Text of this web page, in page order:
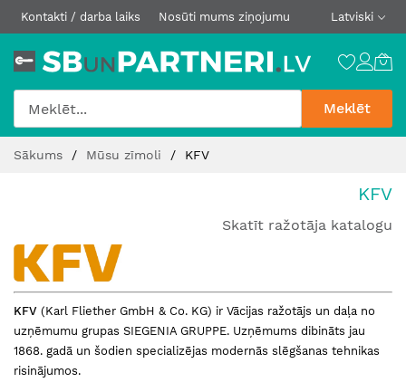
Kontakti / darba laiks Nosūti mums ziņojumu Latviski
Meklēt
Sākums Mūsu zīmoli KFV
KFV
Skatīt ražotāja katalogu
KFV (Karl Fliether GmbH & Co. KG) ir Vācijas ražotājs un daļa no
uzņēmumu grupas SIEGENIA GRUPPE. Uzņēmums dibināts jau
1868. gadā un šodien specializējas modernās slēgšanas tehnikas
risinājumos.